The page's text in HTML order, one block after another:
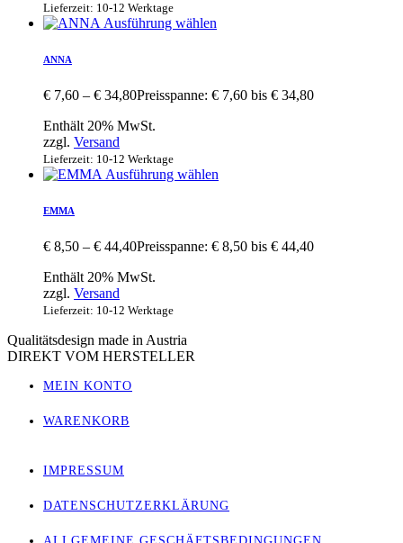
Lieferzeit: 10-12 Werktage
Ausführung wählen
ANNA
€ 7,60 – € 34,80Preisspanne: € 7,60 bis € 34,80
Enthält 20% MwSt.
zzgl. Versand
Lieferzeit: 10-12 Werktage
Ausführung wählen
EMMA
€ 8,50 – € 44,40Preisspanne: € 8,50 bis € 44,40
Enthält 20% MwSt.
zzgl. Versand
Lieferzeit: 10-12 Werktage
Qualitätsdesign made in Austria
DIREKT VOM HERSTELLER
MEIN KONTO
WARENKORB
IMPRESSUM
DATENSCHUTZERKLÄRUNG